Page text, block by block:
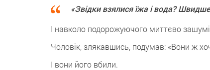
«Звідки взялися їжа і вода?
І навколо подорожуючого миттєво
Чоловік, злякавшись, подумав: «Вони ж
І вони його вбили.